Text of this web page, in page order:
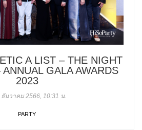
A LIST – THE NIGHT
GALA AWARDS
2023
นวาคม 2566, 10:31 น.
PARTY